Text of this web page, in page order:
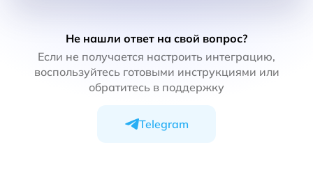
техподдержку.
настроить интеграцию с Битрикс24.
Не нашли ответ на свой вопрос?
Если не получается настроить интеграцию,
воспользуйтесь готовыми инструкциями или
обратитесь в поддержку
Telegram